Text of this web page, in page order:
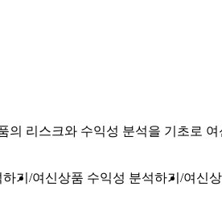
의 리스크와 수익성 분석을 기초로
기 여신상품 수익성 분석하기 여신